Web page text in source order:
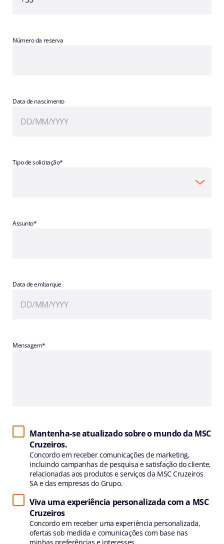
Número da reserva
Data de nascimento
Tipo de solicitação*
Assunto*
Data de embarque
Mensagem*
Mantenha-se atualizado sobre o mundo da MSC
Cruzeiros.
Concordo em receber comunicações de marketing,
incluindo campanhas de pesquisa e satisfação do cliente,
relacionadas aos produtos e serviços da MSC Cruzeiros
SA e das empresas do Grupo.
Viva uma experiência personalizada com a MSC
Cruzeiros
Concordo em receber uma experiência personalizada,
ofertas sob medida e comunicações com base nas